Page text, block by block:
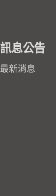
訊息公告
最新消息